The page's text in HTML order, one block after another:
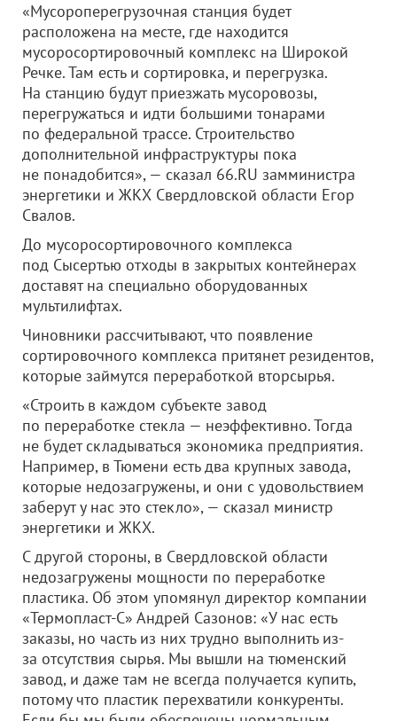
«Мусороперегрузочная станция будет
расположена на месте, где находится
мусоросортировочный комплекс на Широкой
Речке. Там есть и сортировка, и перегрузка.
На станцию будут приезжать мусоровозы,
перегружаться и идти большими тонарами
по федеральной трассе. Строительство
дополнительной инфраструктуры пока
не понадобится», — сказал 66.RU замминистра
энергетики и ЖКХ Свердловской области Егор
Свалов.
До мусоросортировочного комплекса
под Сысертью отходы в закрытых контейнерах
доставят на специально оборудованных
мультилифтах.
Чиновники рассчитывают, что появление
сортировочного комплекса притянет резидентов,
которые займутся переработкой вторсырья.
«Строить в каждом субъекте завод
по переработке стекла — неэффективно. Тогда
не будет складываться экономика предприятия.
Например, в Тюмени есть два крупных завода,
которые недозагружены, и они с удовольствием
заберут у нас это стекло», — сказал министр
энергетики и ЖКХ.
С другой стороны, в Свердловской области
недозагружены мощности по переработке
пластика. Об этом упомянул директор компании
«Термопласт-С» Андрей Сазонов: «У нас есть
заказы, но часть из них трудно выполнить из-
за отсутствия сырья. Мы вышли на тюменский
завод, и даже там не всегда получается купить,
потому что пластик перехватили конкуренты.